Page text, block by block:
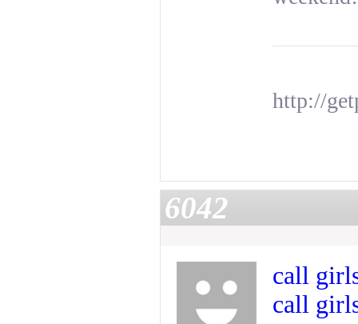
http://
6042
call
call